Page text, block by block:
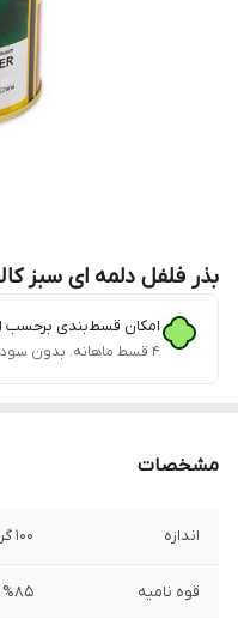
بذر فلفل دلمه ای سبز
امکان قسط‌بندی برحسب
۴ قسط ماهانه. بدون سود، چک و ضامن.
مشخصات
اندازه 100 گرم
قوه نامیه %85